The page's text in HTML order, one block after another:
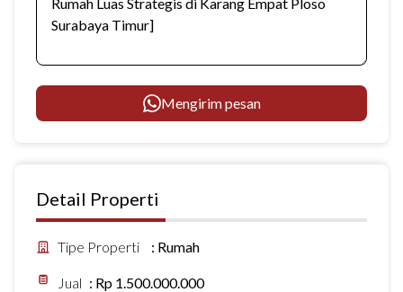
Mengirim pesan
Detail Properti
Tipe Properti : Rumah
Jual : Rp 1.500.000.000